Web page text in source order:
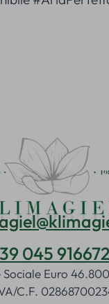
045 916672
Euro
C.F.